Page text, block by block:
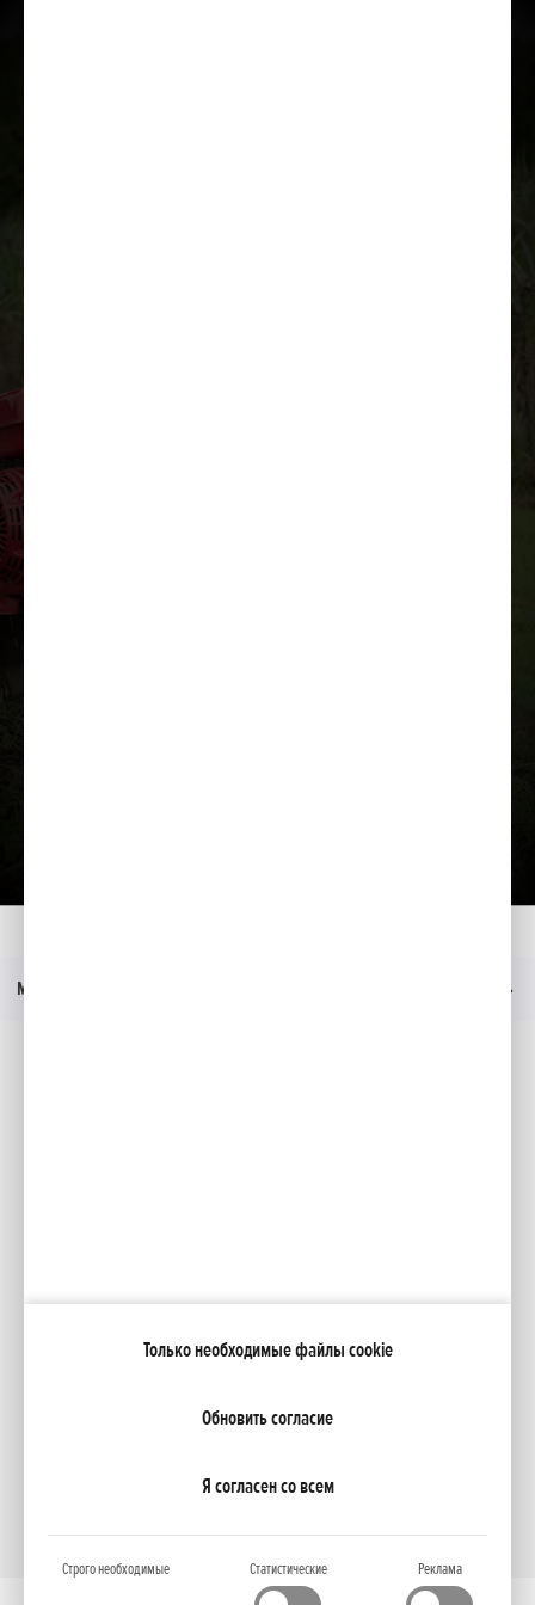
Только необходимые файлы cookie
Обновить согласие
Я согласен со всем
Строго необходимые Статистические Реклама
Меню